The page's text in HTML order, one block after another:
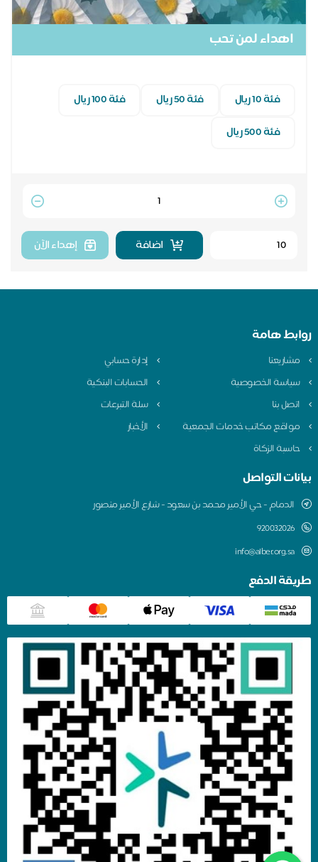
اهداء لمن تحب
فئة 10 ريال فئة 50 ريال
فئة 100 ريال
فئة 500 ريال
Quantity
اضافة إهداء الآن
روابط هامة
مشاريعنا
إدارة حسابي
سياسة الخصوصية
الحسابات البنكية
اتصل بنا
سلة التبرعات
مواقع مكاتب خدمات الجمعية
الأخبار
حاسبة الزكاة
بيانات التواصل
الدمام - حي الأمير محمد بن سعود - شارع الأمير منصور
920032026
info@alber.org.sa
طريقة الدفع